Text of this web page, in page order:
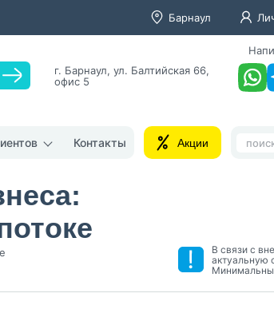
Барнаул
г. Барнаул, ул. Балтийская 66,
офис 5
Контакты Акции
В связи с
актуальную
обработку персональных данных и согласие с